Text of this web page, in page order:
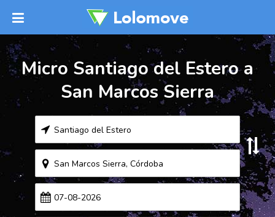
Micro Santiago del Estero a
San Marcos Sierra